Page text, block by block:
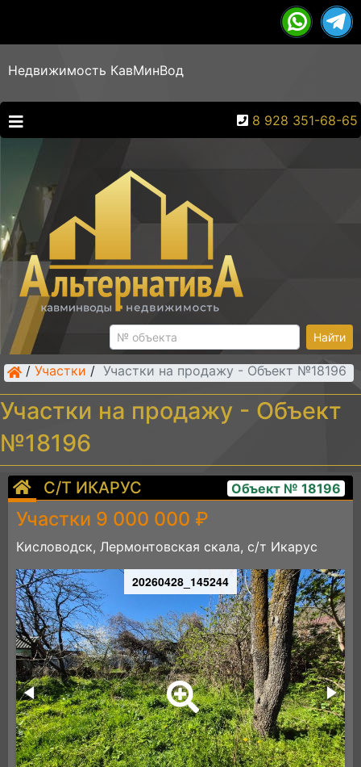
Недвижимость КавМинВод
8 928 351-68-65
Найти
/ Участки / Участки на продажу - Объект №18196
Участки на продажу - Объект
№18196
С/Т ИКАРУС Объект № 18196
Участки 9 000 000 ₽
Кисловодск, Лермонтовская скала, с/т Икарус
20260428_145244